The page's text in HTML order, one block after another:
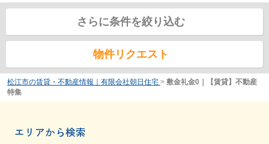
さらに条件を絞り込む
物件リクエスト
松江市の賃貸・不動産情報｜有限会社朝日住宅 > 敷金礼金0｜【賃貸】不動産
特集
エリアから検索